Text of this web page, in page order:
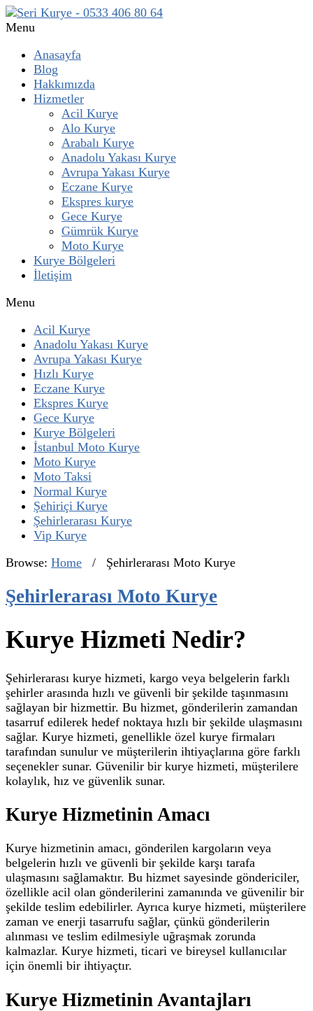
Menu
Anasayfa
Blog
Hakkımızda
Hizmetler
Acil Kurye
Alo Kurye
Arabalı Kurye
Anadolu Yakası Kurye
Avrupa Yakası Kurye
Eczane Kurye
Ekspres kurye
Gece Kurye
Gümrük Kurye
Moto Kurye
Kurye Bölgeleri
İletişim
Menu
Acil Kurye
Anadolu Yakası Kurye
Avrupa Yakası Kurye
Hızlı Kurye
Eczane Kurye
Ekspres Kurye
Gece Kurye
Kurye Bölgeleri
İstanbul Moto Kurye
Moto Kurye
Moto Taksi
Normal Kurye
Şehiriçi Kurye
Şehirlerarası Kurye
Vip Kurye
Browse: Home / Şehirlerarası Moto Kurye
Şehirlerarası Moto Kurye
Kurye Hizmeti Nedir?
Şehirlerarası kurye hizmeti, kargo veya belgelerin farklı
şehirler arasında hızlı ve güvenli bir şekilde taşınmasını
sağlayan bir hizmettir. Bu hizmet, gönderilerin zamandan
tasarruf edilerek hedef noktaya hızlı bir şekilde ulaşmasını
sağlar. Kurye hizmeti, genellikle özel kurye firmaları
tarafından sunulur ve müşterilerin ihtiyaçlarına göre farklı
seçenekler sunar. Güvenilir bir kurye hizmeti, müşterilere
kolaylık, hız ve güvenlik sunar.
Kurye Hizmetinin Amacı
Kurye hizmetinin amacı, gönderilen kargoların veya
belgelerin hızlı ve güvenli bir şekilde karşı tarafa
ulaşmasını sağlamaktır. Bu hizmet sayesinde göndericiler,
özellikle acil olan gönderilerini zamanında ve güvenilir bir
şekilde teslim edebilirler. Ayrıca kurye hizmeti, müşterilere
zaman ve enerji tasarrufu sağlar, çünkü gönderilerin
alınması ve teslim edilmesiyle uğraşmak zorunda
kalmazlar. Kurye hizmeti, ticari ve bireysel kullanıcılar
için önemli bir ihtiyaçtır.
Kurye Hizmetinin Avantajları